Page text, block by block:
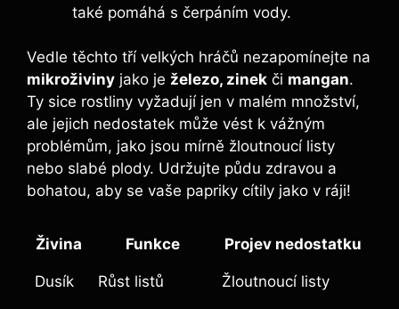
také pomáhá s čerpáním​ vody.
Vedle⁣ těchto tří velkých hráčů nezapomínejte⁤ na
mikroživiny jako je železo, zinek či mangan.
Ty​ sice rostliny vyžadují jen v‍ malém ⁤množství,
ale jejich nedostatek může vést k⁢ vážným
‍problémům, jako⁢ jsou mírně žloutnoucí‌ listy
nebo slabé plody. ⁣Udržujte půdu zdravou a
bohatou, ‌aby se ⁤vaše papriky⁣ cítily jako v ráji!
Živina Funkce Projev nedostatku
Dusík Růst listů Žloutnoucí listy